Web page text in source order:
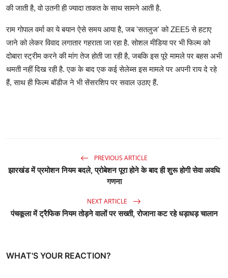
की जाती है, वो उतनी ही ज्यादा ताकत के साथ सामने आती है.
राम गोपाल वर्मा का ये बयान ऐसे समय आया है, जब 'सतलुज' को ZEE5 से हटाए
जाने को लेकर विवाद लगातार गहराता जा रहा है. सोशल मीडिया पर भी फिल्म को
दोबारा स्ट्रीम करने की मांग तेज होती जा रही है, जबकि इस पूरे मामले पर बहस अभी
थमती नहीं दिख रही है. एक के बाद एक कई सेलेब्स इस मामले पर अपनी राय दे रहे
हैं, साथ ही फिल्म बॉडीज ने भी सेंसरशिप पर सवाल उठाए हैं.
PREVIOUS ARTICLE
झारखंड में प्रमोशन नियम बदले, प्रोबेशन पूरा होने के बाद ही शुरू होगी सेवा अवधि
गणना
NEXT ARTICLE
पंचकूला में ट्रैफिक नियम तोड़ने वालों पर सख्ती, रोजाना कट रहे धड़ाधड़ चालान
WHAT'S YOUR REACTION?